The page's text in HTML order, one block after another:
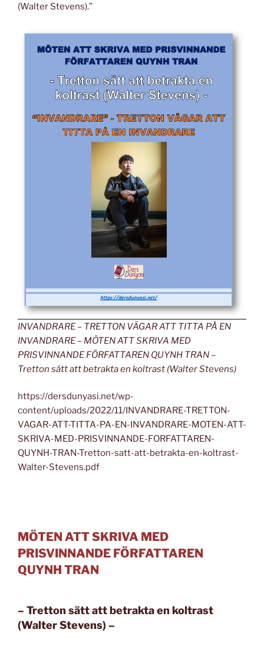
(Walter Stevens).”
INVANDRARE – TRETTON VÄGAR ATT TITTA PÅ EN
INVANDRARE – MÖTEN ATT SKRIVA MED
PRISVINNANDE FÖRFATTAREN QUYNH TRAN –
Tretton sätt att betrakta en koltrast (Walter Stevens)
https://dersdunyasi.net/wp-
content/uploads/2022/11/INVANDRARE-TRETTON-
VAGAR-ATT-TITTA-PA-EN-INVANDRARE-MOTEN-ATT-
SKRIVA-MED-PRISVINNANDE-FORFATTAREN-
QUYNH-TRAN-Tretton-satt-att-betrakta-en-koltrast-
Walter-Stevens.pdf
MÖTEN ATT SKRIVA MED
PRISVINNANDE FÖRFATTAREN
QUYNH TRAN
– Tretton sätt att betrakta en koltrast
(Walter Stevens) –